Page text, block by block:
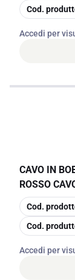
copia
Cod.
Accedi per
CAVO IN
ROSSO
copia
Cod.
copia
Cod.
Accedi per